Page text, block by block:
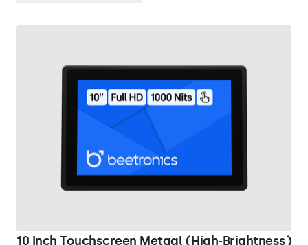
10 Inch Touchscreen Metaal (High-Brightness)